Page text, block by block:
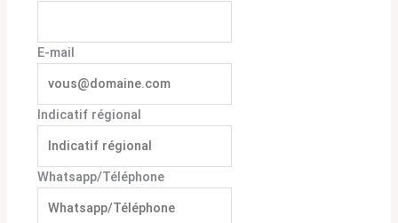
E-mail
Indicatif régional
Whatsapp/Téléphone